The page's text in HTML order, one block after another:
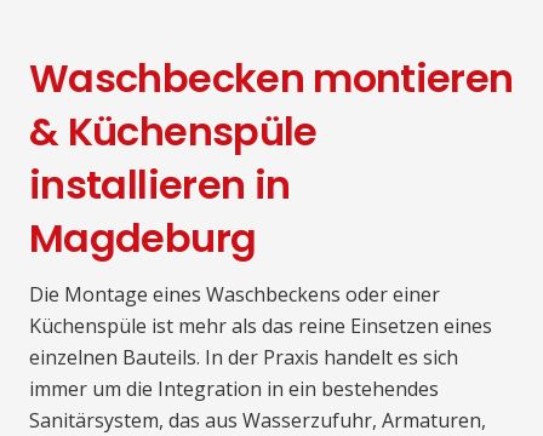
Waschbecken montieren
& Küchenspüle
installieren in
Magdeburg
Die Montage eines Waschbeckens oder einer
Küchenspüle ist mehr als das reine Einsetzen eines
einzelnen Bauteils. In der Praxis handelt es sich
immer um die Integration in ein bestehendes
Sanitärsystem, das aus Wasserzufuhr, Armaturen,